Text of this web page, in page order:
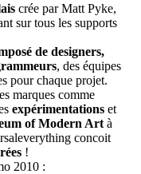
crée par Matt Pyke,
sur tous les supports
de designers,
, des équipes
pour chaque projet.
marques comme
expérimentations et
of Modern Art à
concoit
!
2010 :